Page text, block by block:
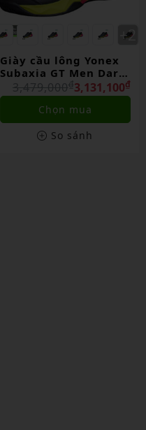
Giày cầu lông Yonex
Subaxia GT Men Dark
Gray Chính Hãng3,131,100₫
3,479,000₫
Chọn mua
So sánh